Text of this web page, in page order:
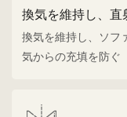
換気を維持し、
換気を維持し、ソフ
気からの充填を防ぐ